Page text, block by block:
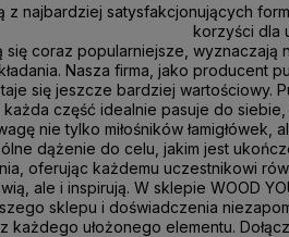
z najbardziej satysfakcjonujących
korzyści dla
coraz popularniejsze,
Nasza firma, jako
się jeszcze bardziej
część idealnie pasuje do
nie tylko miłośników
dążenie do celu, jakim jest
oferując każdemu uczestnikowi
ale i inspirują. W sklepie WOOD
sklepu i doświadczenia
ułożonego elementu.